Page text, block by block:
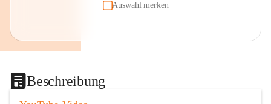
Auswahl merken
Beschreibung